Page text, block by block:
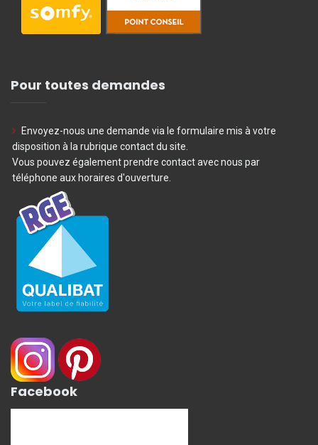
Pour toutes demandes
Envoyez-nous une demande via le formulaire mis à votre
disposition à la rubrique contact du site.
Vous pouvez également prendre contact avec nous par
téléphone aux horaires d'ouverture.
Facebook